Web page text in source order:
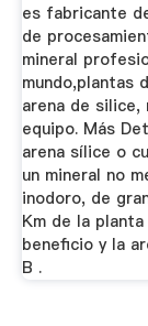
es fabricante
de
mineral
mundo,plantas
arena de silice,
equipo. Más
arena sílice o
un mineral no
inodoro, de
Km de la planta
beneficio y la
B .